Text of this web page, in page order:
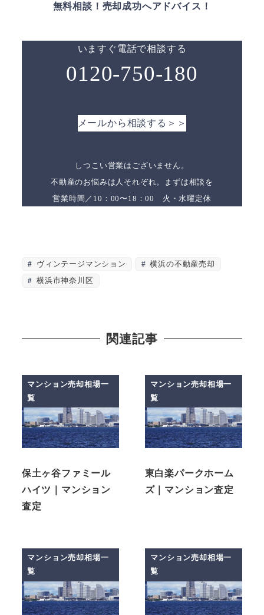
無料相談！売却成功へアドバイス！
いますぐ電話で相談する
0120-750-180
メールから相談する＞＞
しつこい営業はございません。
不動産のお悩みは人それぞれ。まずは相談を
営業時間／10：00〜18：00 火・水曜定休
ヴィンテージマンション
横浜の不動産売却
横浜市神奈川区
関連記事
マンション売却相場一
覧
保土ヶ谷ファミール
ハイツ｜マンション
査定
マンション売却相場一
覧
東白楽パークホーム
ズ｜マンション査定
マンション売却相場一
覧
マンション売却相場一
覧